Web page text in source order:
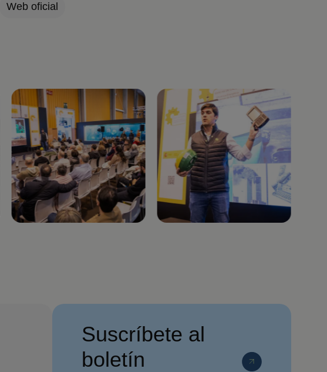
Web oficial
Imagen Imagen
Suscríbete al
boletín